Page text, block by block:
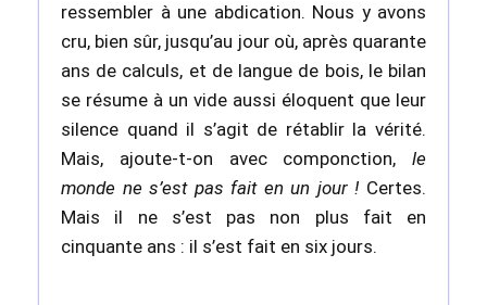
ressembler à une abdication. Nous y avons
cru, bien sûr, jusqu’au jour où, après quarante
ans de calculs, et de langue de bois, le bilan
se résume à un vide aussi éloquent que leur
silence quand il s’agit de rétablir la vérité.
Mais, ajoute-t-on avec componction, le
monde ne s’est pas fait en un jour ! Certes.
Mais il ne s’est pas non plus fait en
cinquante ans : il s’est fait en six jours.